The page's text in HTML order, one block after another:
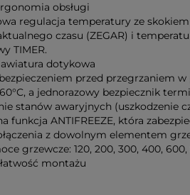
obsługi
regulacja temperatury ze skokiem
czasu (ZEGAR) i
TIMER.
dotykowa
przed przegrzaniem
a jednorazowy bezpiecznik
stanów awaryjnych (uszkodzenie
funkcja ANTIFREEZE, która
z dowolnym elementem
grzewcze: 120, 200, 300, 400,
montażu